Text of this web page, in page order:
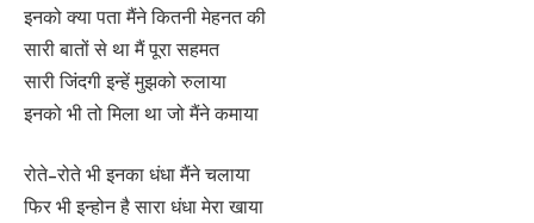
इनको क्या पता मैंने कितनी मेहनत की
सारी बातों से था मैं पूरा सहमत
सारी जिंदगी इन्हें मुझको रुलाया
इनको भी तो मिला था जो मैंने कमाया
रोते-रोते भी इनका धंधा मैंने चलाया
फिर भी इन्होन है सारा धंधा मेरा खाया